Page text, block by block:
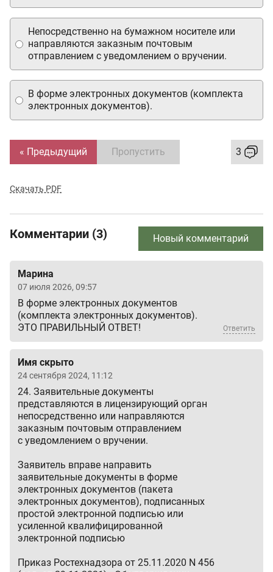
Непосредственно на бумажном носителе или
направляются заказным почтовым
отправлением с уведомлением о вручении.
В форме электронных документов (комплекта
электронных документов).
« Предыдущий Пропустить 3
Скачать PDF
Комментарии (3) Новый комментарий
Марина
07 июля 2026, 09:57
В форме электронных документов
(комплекта электронных документов).
ЭТО ПРАВИЛЬНЫЙ ОТВЕТ!
Ответить
Имя скрыто
24 сентября 2024, 11:12
24. Заявительные документы
представляются в лицензирующий орган
непосредственно или направляются
заказным почтовым отправлением
с уведомлением о вручении.
Заявитель вправе направить
заявительные документы в форме
электронных документов (пакета
электронных документов), подписанных
простой электронной подписью или
усиленной квалифицированной
электронной подписью
Приказ Ростехнадзора от 25.11.2020 N 456